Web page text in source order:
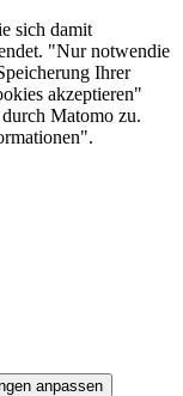
sich damit
"Nur notwendie
Ihrer
akzeptieren"
Matomo zu.
anpassen